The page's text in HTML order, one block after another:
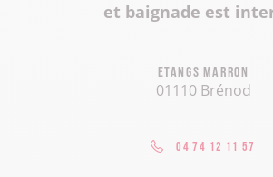
et baignade est
Etangs Marron
01110 Brénod
04 74 12 11 57